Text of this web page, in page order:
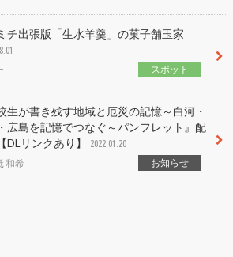
チ出張版「生水羊羹」の菓子舗玉家
スポット
生が書き残す地域と厄災の記憶～白河・
広島を記憶でつなぐ～パンフレット』配
DLリンクあり】
2022.01.20
和希 お知らせ